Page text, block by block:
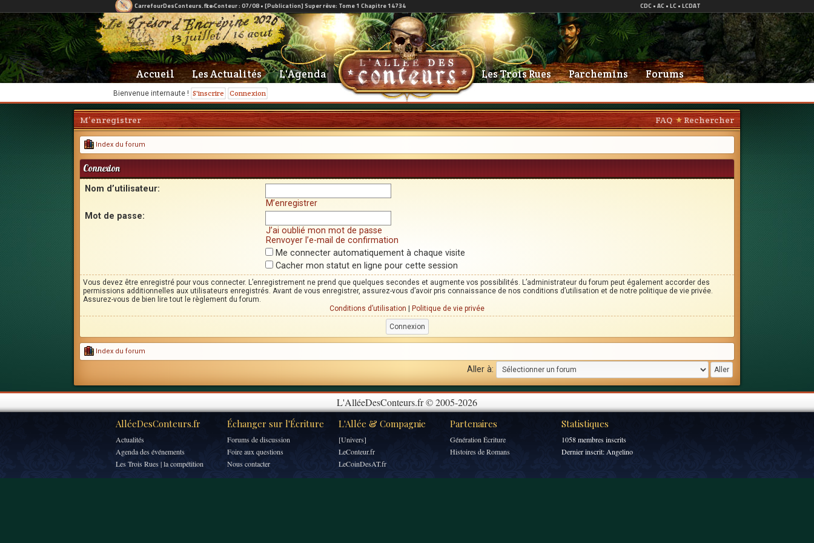
Bienvenue internaute ! S'inscrire Connexion
Accueil Les Actualités L'Agenda Les Trois Rues Parchemins Forums
FAQ Rechercher
M’enregistrer
Index du forum
Connexion
Nom d’utilisateur:
M’enregistrer
Mot de passe:
J’ai oublié mon mot de passe
Renvoyer l’e-mail de confirmation
Me connecter automatiquement à chaque visite
Cacher mon statut en ligne pour cette session
Vous devez être enregistré pour vous connecter. L’enregistrement ne prend que quelques secondes et augmente vos possibilités. L’administrateur du forum peut également accorder des
permissions additionnelles aux utilisateurs enregistrés. Avant de vous enregistrer, assurez-vous d’avoir pris connaissance de nos conditions d’utilisation et de notre politique de vie privée.
Assurez-vous de bien lire tout le règlement du forum.
Conditions d’utilisation
Politique de vie privée
Index du forum
Aller à:
L'AlléeDesConteurs.fr © 2005-2026
AlléeDesConteurs.fr Échanger sur l'Écriture L'Allée & Compagnie Partenaires Statistiques
Actualités
Agenda des événements
Les Trois Rues | la compétition
Forums de discussion
Foire aux questions
Nous contacter
[Univers]
LeConteur.fr
LeCoinDesAT.fr
Génération Écriture
Histoires de Romans
1058 membres inscrits
Dernier inscrit: Angelino